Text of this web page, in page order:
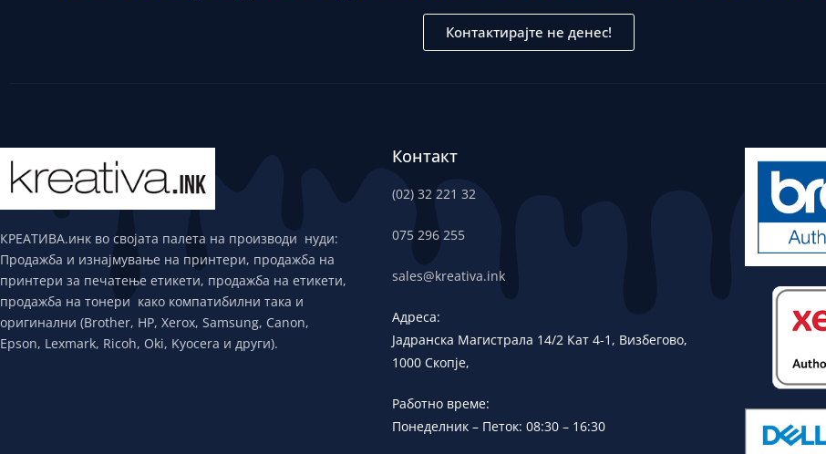
Контактирајте не денес!
КРЕАТИВА.инк во својата палета на производи нуди:
Продажба и изнајмување на принтери, продажба на
принтери за печатење етикети, продажба на етикети,
продажба на тонери како компатибилни така и
оригинални (Brother, HP, Xerox, Samsung, Canon,
Epson, Lexmark, Ricoh, Oki, Kyocera и други).
Контакт
(02) 32 221 32
075 296 255
sales@kreativa.ink
Адреса:
Јадранска Магистрала 14/2 Кат 4-1, Визбегово,
1000 Скопје,
Работно време:
Понеделник – Петок: 08:30 – 16:30